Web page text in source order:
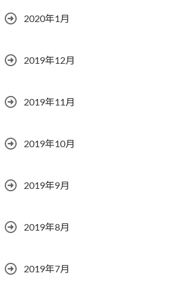
2020年1月
2019年12月
2019年11月
2019年10月
2019年9月
2019年8月
2019年7月